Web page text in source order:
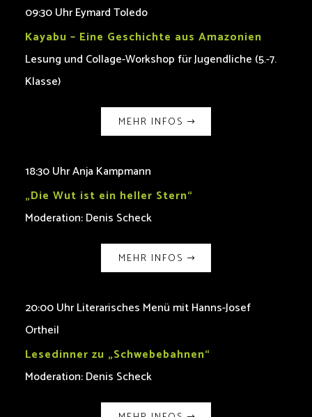
09:30 Uhr Eymard Toledo
Kayabu – Eine Geschichte aus Amazonien
Lesung und Collage-Workshop für Jugendliche (5.-7.
Klasse)
MEHR INFOS
18:30 Uhr Anja Kampmann
„Die Wut ist ein heller Stern“
Moderation: Denis Scheck
MEHR INFOS
20:00 Uhr Literarisches Menü mit Hanns-Josef
Ortheil
Lesedinner zu „Schwebebahnen“
Moderation: Denis Scheck